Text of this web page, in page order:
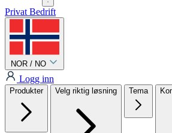
Privat Bedrift
NOR / NO
Logg inn
Produkter Velg riktig løsning Tema